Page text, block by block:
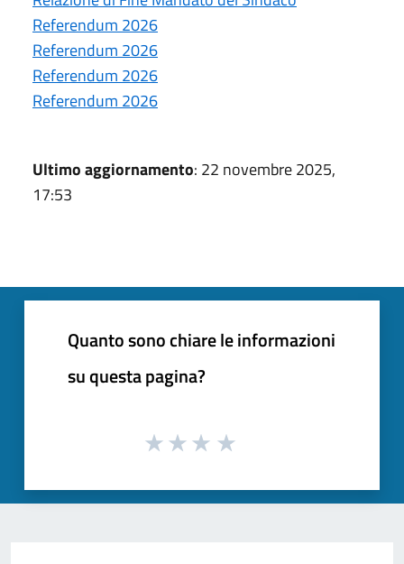
Referendum 2026
Referendum 2026
Referendum 2026
Referendum 2026
Ultimo aggiornamento: 22 novembre 2025,
17:53
Quanto sono chiare le informazioni
su questa pagina?